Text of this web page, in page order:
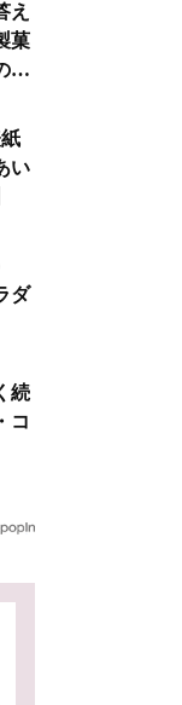
え
菓
キ
い
ダ
続
コ